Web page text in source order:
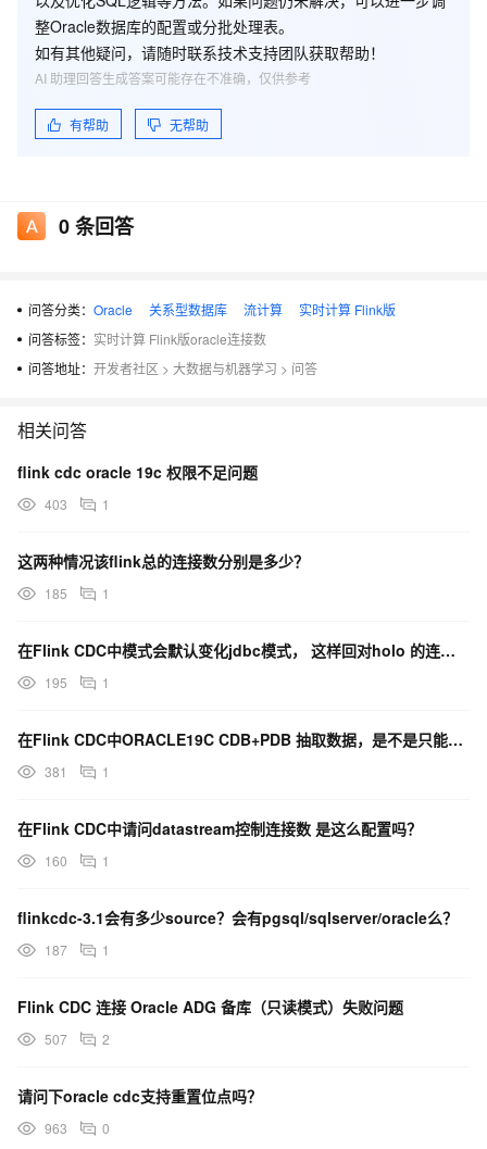
整Oracle数据库的配置或分批处理表。
如有其他疑问，请随时联系技术支持团队获取帮助！
有帮助 无帮助
AI 助理回答生成答案可能存在不准确，仅供参考
0条回答
问答分类： Oracle 关系型数据库 流计算
实时计算 Flink版
问答标签： 实时计算 Flink版oracle连接数
问答地址： 开发者社区 > 大数据与机器学习 > 问答
相关问答
flink cdc oracle 19c 权限不足问题
403 1
这两种情况该flink总的连接数分别是多少？
185 1
在Flink CDC中模式会默认变化jdbc模式， 这样回对holo 的连接数有什么影响吗？
195 1
在Flink CDC中ORACLE19C CDB+PDB 抽取数据，是不是只能从主库去抽取？
381 1
在Flink CDC中请问datastream控制连接数 是这么配置吗？
160 1
flinkcdc-3.1会有多少source？会有pgsql/sqlserver/oracle么？
187 1
Flink CDC 连接 Oracle ADG 备库（只读模式）失败问题
507 2
请问下oracle cdc支持重置位点吗？
963 0